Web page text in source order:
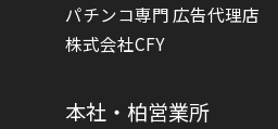
パチンコ専門 広告代理店
株式会社CFY
本社・柏営業所